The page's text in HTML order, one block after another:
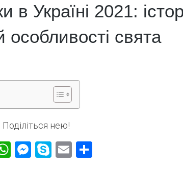
в Україні 2021:
особливості свята
нею!
WhatsApp
Messenger
Skype
Email